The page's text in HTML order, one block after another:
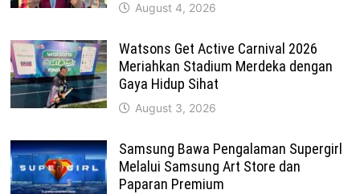
August 4, 2026
Watsons Get Active Carnival 2026
Meriahkan Stadium Merdeka dengan
Gaya Hidup Sihat
August 3, 2026
Samsung Bawa Pengalaman Supergirl
Melalui Samsung Art Store dan
Paparan Premium